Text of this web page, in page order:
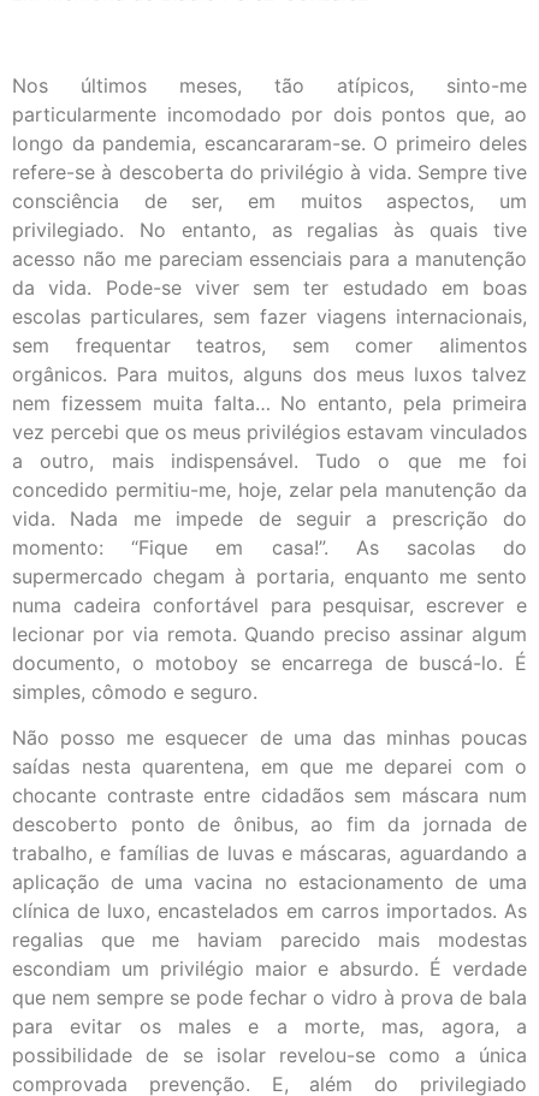
Nos últimos meses, tão atípicos, sinto-me
particularmente incomodado por dois pontos que, ao
longo da pandemia, escancararam-se. O primeiro deles
refere-se à descoberta do privilégio à vida. Sempre tive
consciência de ser, em muitos aspectos, um
privilegiado. No entanto, as regalias às quais tive
acesso não me pareciam essenciais para a manutenção
da vida. Pode-se viver sem ter estudado em boas
escolas particulares, sem fazer viagens internacionais,
sem frequentar teatros, sem comer alimentos
orgânicos. Para muitos, alguns dos meus luxos talvez
nem fizessem muita falta… No entanto, pela primeira
vez percebi que os meus privilégios estavam vinculados
a outro, mais indispensável. Tudo o que me foi
concedido permitiu-me, hoje, zelar pela manutenção da
vida. Nada me impede de seguir a prescrição do
momento: “Fique em casa!”. As sacolas do
supermercado chegam à portaria, enquanto me sento
numa cadeira confortável para pesquisar, escrever e
lecionar por via remota. Quando preciso assinar algum
documento, o motoboy se encarrega de buscá-lo. É
simples, cômodo e seguro.
Não posso me esquecer de uma das minhas poucas
saídas nesta quarentena, em que me deparei com o
chocante contraste entre cidadãos sem máscara num
descoberto ponto de ônibus, ao fim da jornada de
trabalho, e famílias de luvas e máscaras, aguardando a
aplicação de uma vacina no estacionamento de uma
clínica de luxo, encastelados em carros importados. As
regalias que me haviam parecido mais modestas
escondiam um privilégio maior e absurdo. É verdade
que nem sempre se pode fechar o vidro à prova de bala
para evitar os males e a morte, mas, agora, a
possibilidade de se isolar revelou-se como a única
comprovada prevenção. E, além do privilegiado